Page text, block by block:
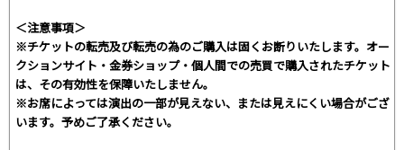
＜注意事項＞
※チケットの転売及び転売の為のご購入は固くお断りいたします。オー
クションサイト・金券ショップ・個人間での売買で購入されたチケット
は、その有効性を保障いたしません。
※お席によっては演出の一部が見えない、または見えにくい場合がござ
います。予めご了承ください。